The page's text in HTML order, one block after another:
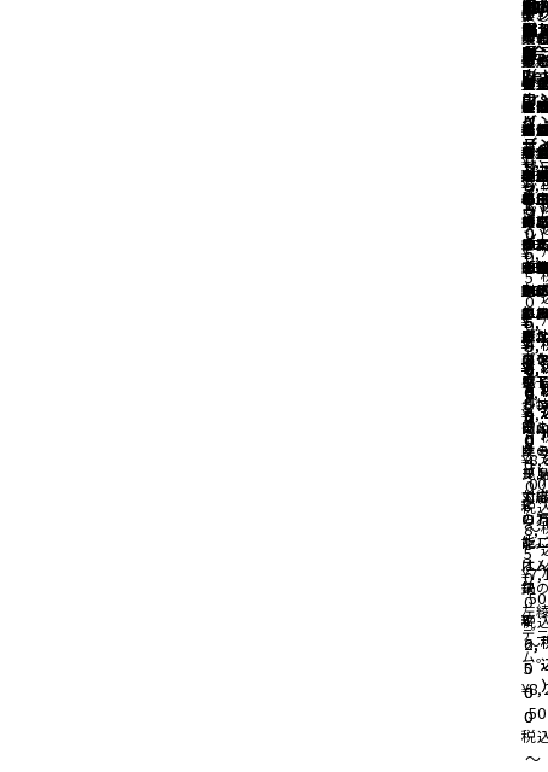
挽
時
も
飾
時
も
美
く
彦
300
年
手
事
感
る
ー
ー
ル
ル/
ブ
ウ
¥3
8,
5
0
0
信
焼
ぬ
も
で
毎
の
は
を
別
に
直
火
電
レ
ジ
オ
ブ
対
の
能
は
鍋
土
3合
¥2
2,
0
0
0
楽
め
す。
持
手
角
って
い
の
持
や
く
定
も
群
¥1
6,
5
0
0
信
焼
ぬ
も
で
毎
の
は
を
別
に
直
火
電
レ
ジ
オ
ブ
対
の
能
は
鍋
土
1合
¥1
6,
5
0
0
の
「
ひ
り
ま
鍋
¥9,
9
0
0
一
モ
の
夫
を
毎
の
タ
ダ
ド
に
サ
ド
ブ
ウ
ン
イ
デ
ゴ
¥
00
税
〜
日
有
の
ニ
産
の
と
つ
岡
県
児
で
ら
た
オ
ス
左
デ
ム
ロ
シ
ー
ト
ロ
グ
（
ン
ィ
ゴ
¥
50
税
〜
ア
ン
ト
ー
ポ
ッ
が
徴
シ
ー
エ
ロ
ン。
ト
ロ
グ
（
ナ
リ
サ
ド
ブ
ウ
ン
¥
50
税
〜
美
く
ダ
な
楽
を
み
す
「
」
24/
滋
県
¥6,
0
5
0
に
木
ぬ
も
と
の
り
を
心
で
め
る
丸
カ
プ
¥5,
8
3
0
美
く
ダ
な
楽
を
み
す
「
」
県
¥5,
5
0
0
ダ
な
楽
を
み
す
「
」
¥5,
5
0
0
タ
～3
分
サ
ズ
で
す。
¥5,
5
0
0
美
く
ダ
な
楽
を
み
す
「
」
県
¥5,
0
6
0
美
く
ダ
な
楽
を
み
す
「
」
30/
滋
県
¥4,
9
5
0
美
く
ダ
な
楽
を
み
す
「
」
滋
県
¥4,
8
4
0
く
り
と
自
由
一
二
の
ニ
ル
ス
ン
ホ
ダ
¥4,
8
4
0
美
く
ダ
な
楽
を
み
す
「
」
18/
滋
県
¥4,
6
2
0
美
く
ダ
な
楽
を
み
す
「
」
21/
滋
県
¥4,
6
2
0
美
く
ダ
な
楽
を
み
す
「
」
滋
県
¥4,
6
2
0